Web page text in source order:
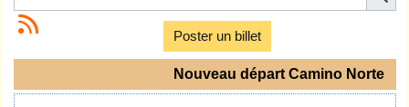
Poster un billet
Nouveau départ Camino Norte